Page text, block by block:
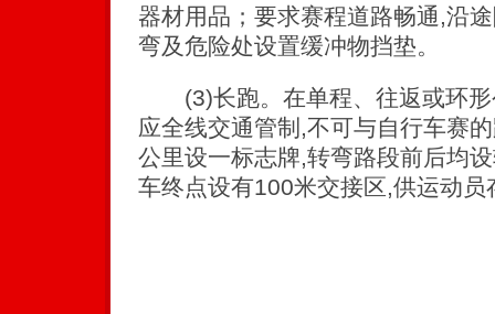
器材用品；要求赛程道路畅通,沿
弯及危险处设置缓冲物挡垫。
(3)长跑。在单程、往返或环形
应全线交通管制,不可与自行车赛
公里设一标志牌,转弯路段前后均
车终点设有100米交接区,供运动